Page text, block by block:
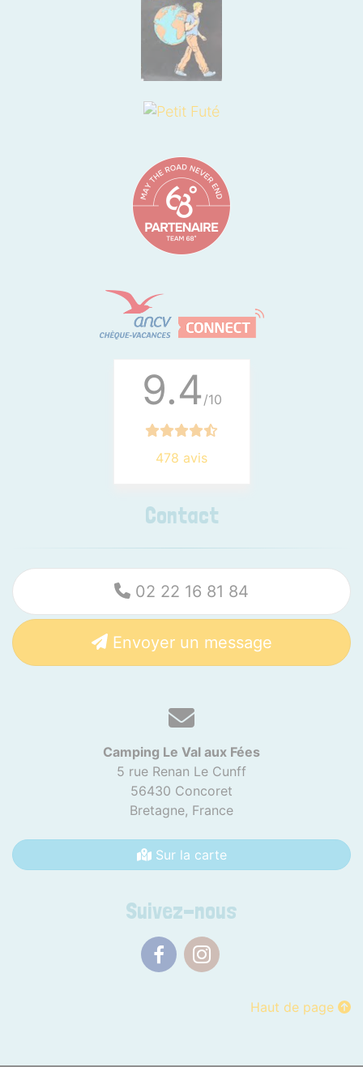
9.4 /10
478 avis
Contact
02 22 16 81 84
Envoyer un message
Camping Le Val aux Fées
5 rue Renan Le Cunff
56430 Concoret
Bretagne, France
Sur la carte
Suivez-nous
Haut de page